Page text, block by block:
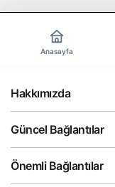
Anasayfa
Hakkımızda
Güncel Bağlantılar
Önemli Bağlantılar